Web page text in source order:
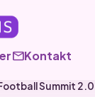
mailKontakt
Summit 2.0